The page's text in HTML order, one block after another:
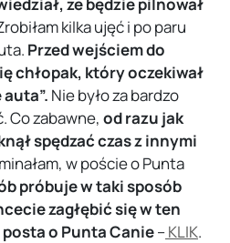
kilka ujęć i po paru
Przed wejściem do
chłopak, który oczekiwał
Nie było za bardzo
Co zabawne, od razu jak
spędzać czas z innymi
w poście o Punta
próbuje w taki sposób
zagłębić się w ten
o Punta Canie–KLIK.